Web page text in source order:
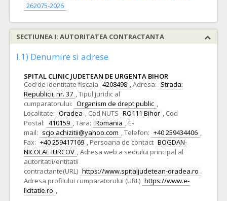
262075-2026
SECTIUNEA I: AUTORITATEA CONTRACTANTA
I.1) Denumire si adrese
SPITAL CLINIC JUDETEAN DE URGENTA BIHOR
Cod de identitate fiscala 4208498 ,Adresa: Strada:
Republicii, nr. 37 ,Tipul juridic al
cumparatorului: Organism de drept public ,
Localitate: Oradea , Cod NUTS RO111 Bihor , Cod
Postal: 410159 ,Tara: Romania , E-
mail: scjo.achizitii@yahoo.com ,Telefon: +40 259434406 ,
Fax: +40 259417169 , Persoana de contact BOGDAN-
NICOLAE IURCOV ,Adresa web a sediului principal al
autoritatii/entitatii
contractante(URL) https://www.spitaljudetean-oradea.ro .
Adresa profilului cumparatorului (URL) https://www.e-
licitatie.ro ,